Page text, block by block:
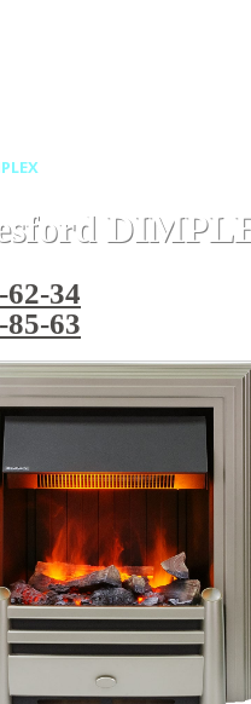
62-34
85-63